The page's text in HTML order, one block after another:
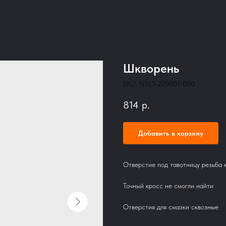
Шкворень
SKU: N163-220001-000
814 р.
Добавить в корзину
Отверстие под тавотницу резьба
Точный кросс не смогли найти
Отверстия для смазки сквозные